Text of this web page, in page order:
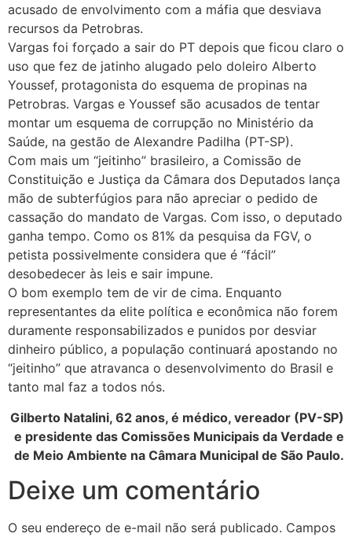
acusado de envolvimento com a máfia que desviava
recursos da Petrobras.
Vargas foi forçado a sair do PT depois que ficou claro o
uso que fez de jatinho alugado pelo doleiro Alberto
Youssef, protagonista do esquema de propinas na
Petrobras. Vargas e Youssef são acusados de tentar
montar um esquema de corrupção no Ministério da
Saúde, na gestão de Alexandre Padilha (PT-SP).
Com mais um “jeitinho” brasileiro, a Comissão de
Constituição e Justiça da Câmara dos Deputados lança
mão de subterfúgios para não apreciar o pedido de
cassação do mandato de Vargas. Com isso, o deputado
ganha tempo. Como os 81% da pesquisa da FGV, o
petista possivelmente considera que é “fácil”
desobedecer às leis e sair impune.
O bom exemplo tem de vir de cima. Enquanto
representantes da elite política e econômica não forem
duramente responsabilizados e punidos por desviar
dinheiro público, a população continuará apostando no
“jeitinho” que atravanca o desenvolvimento do Brasil e
tanto mal faz a todos nós.
Gilberto Natalini, 62 anos, é médico, vereador (PV-SP)
e presidente das Comissões Municipais da Verdade e
de Meio Ambiente na Câmara Municipal de São Paulo.
Deixe um comentário
O seu endereço de e-mail não será publicado. Campos